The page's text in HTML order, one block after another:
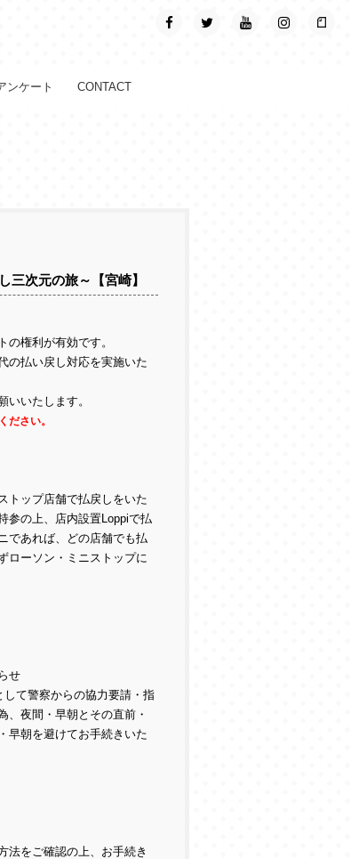
ンケート CONTACT
三次元の旅～【宮崎】
権利が有効です。
の払い戻し対応を実施いた
いいたします。
ださい。
トップ店舗で払戻しをいた
参の上、店内設置Loppiで払
であれば、どの店舗でも払
ローソン・ミニストップに
せ
て警察からの協力要請・指
、夜間・早朝とその直前・
早朝を避けてお手続きいた
法をご確認の上、お手続き